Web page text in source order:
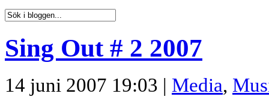
Sing Out # 2 2007
14 juni 2007 19:03 | Media,